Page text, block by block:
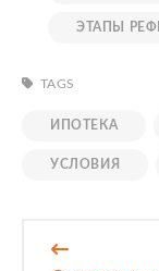
ЭТАПЫ
TAGS
ИПОТЕКА
УСЛОВИЯ